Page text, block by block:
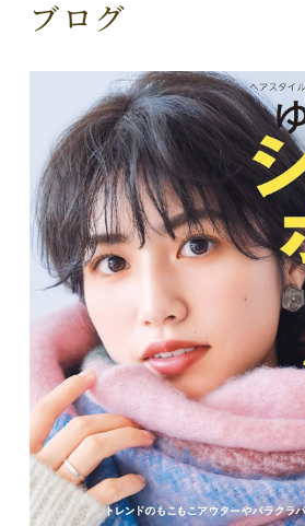
ブログ